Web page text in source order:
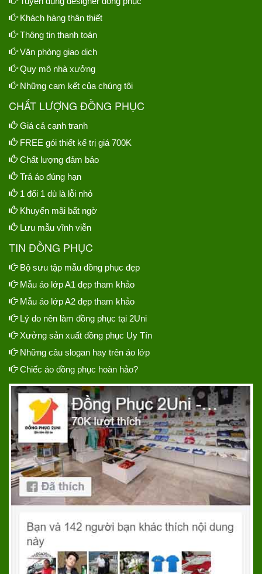
Khách hàng thân thiết
Thông tin thanh toán
Văn phòng giao dịch
Quy mô nhà xưởng
Những cam kết của chúng tôi
CHẤT LƯỢNG ĐỒNG PHỤC
Giá cả cạnh tranh
FREE gói thiết kế trị giá 700K
Chất lượng đảm bảo
Trả áo đúng hạn
1 đổi 1 dù là lỗi nhỏ
Khuyến mãi bất ngờ
Lưu mẫu vĩnh viễn
TIN ĐỒNG PHỤC
Bộ sưu tập mẫu đồng phục đẹp
Mẫu áo lớp A1 đẹp tham khảo
Mẫu áo lớp A2 đẹp tham khảo
Lý do nên làm đồng phục tại 2Uni
Xưởng sản xuất đồng phục Uy Tín
Những câu slogan hay trên áo lớp
Chiếc áo đồng phục hoàn hảo?